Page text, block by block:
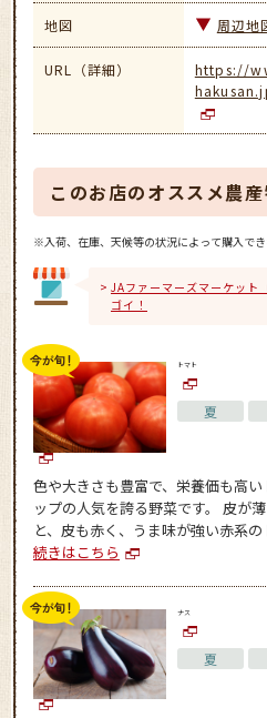
地図 周辺地
URL（詳細）
https://
このお店のオススメ農産
※入荷、在庫、天候等の状況によって購入でき
JAファーマーズマーケット
ゴイ！
トマト
夏
色や大きさも豊富で、栄養価も高
ップの人気を誇る野菜です。 皮が
と、皮も赤く、うま味が強い赤系
続きはこちら
ナス
夏